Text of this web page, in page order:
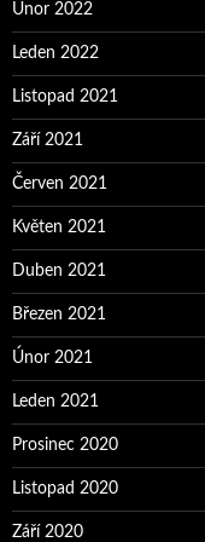
Únor 2022
Leden 2022
Listopad 2021
Září 2021
Červen 2021
Květen 2021
Duben 2021
Březen 2021
Únor 2021
Leden 2021
Prosinec 2020
Listopad 2020
Září 2020